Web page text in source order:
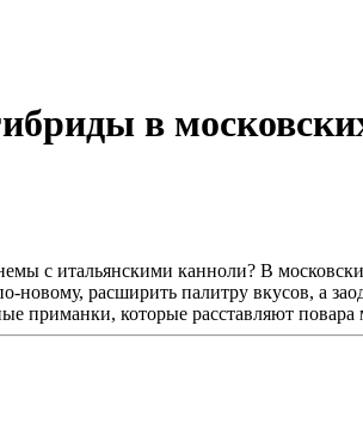
в
с итальянскими канноли? В
расширить палитру вкусов, а
приманки, которые расставляют повара